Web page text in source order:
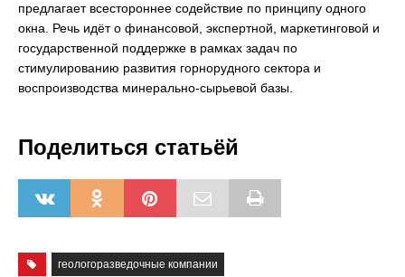
предлагает всестороннее содействие по принципу одного
окна. Речь идёт о финансовой, экспертной, маркетинговой и
государственной поддержке в рамках задач по
стимулированию развития горнорудного сектора и
воспроизводства минерально-сырьевой базы.
Поделиться статьёй
геологоразведочные компании